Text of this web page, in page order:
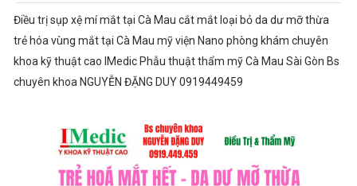
Điều trị sụp xệ mí mắt tại Cà Mau cắt mắt loại bỏ da dư mỡ thừa
trẻ hóa vùng mắt tại Cà Mau mỹ viện Nano phòng khám chuyên
khoa kỹ thuật cao IMedic Phẫu thuật thẩm mỹ Cà Mau Sài Gòn Bs
chuyên khoa NGUYỄN ĐẶNG DUY 0919449459